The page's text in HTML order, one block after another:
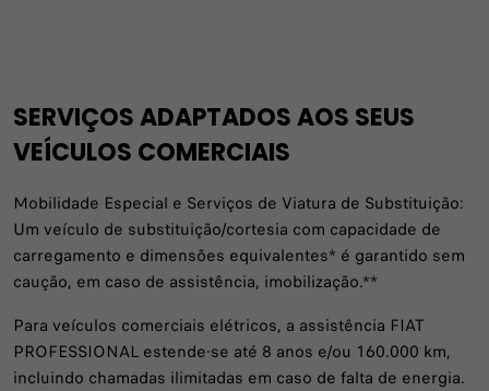
SERVIÇOS ADAPTADOS AOS SEUS
VEÍCULOS COMERCIAIS
Mobilidade Especial e Serviços de Viatura de Substituição:
Um veículo de substituição/cortesia com capacidade de
carregamento e dimensões equivalentes* é garantido sem
caução, em caso de assistência, imobilização.**
Para veículos comerciais elétricos, a assistência FIAT
PROFESSIONAL estende-se até 8 anos e/ou 160.000 km,
incluindo chamadas ilimitadas em caso de falta de energia.